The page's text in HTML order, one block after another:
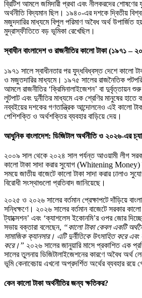
ব্রিটিশ আমলে জমিদারী প্রথা এবং নীলকরদের
অর্থনীতি বিদ্যমান ছিল। ১৯৪০-এর দশকে দ্বিতীয়
মজুদদারির মাধ্যমে বিপুল পরিমাণ অবৈধ অর্থ উপার্জিত
মুদ্রাস্ফীতিতে বড় ভূমিকা রেখেছিল।
স্বাধীন বাংলাদেশ ও রাজনীতির কালো টাকা (১৯৭১ –
১৯৭১ সালে স্বাধীনতার পর যুদ্ধবিধ্বস্ত দেশে কালো
ও মজুতদারির মাধ্যমে। ১৯৭৫ সালের রাজনৈতিক
আমলে রাজনীতির ‘ক্রিমিনালাইজেশন’ বা দুর্বৃত্তায়ন
লুটপাট এবং দুর্নীতির মাধ্যমে এক শ্রেণির মানুষের
নব্বইয়ের দশকের গণতান্ত্রিক আন্দোলনেও এই কালো
পেশিশক্তি ও অর্থশক্তির ব্যবহার বাড়িয়ে দেয়।
আধুনিক বাংলাদেশ: ডিজিটাল অর্থনীতি ও ২০২৬-এর
২০০৯ সাল থেকে ২০২৪ সাল পর্যন্ত আওয়ামী লীগ
কালো টাকা সাদা করার সুযোগ (Whitening Money)
সময়ে জাতীয় বাজেটে কালো টাকা সাদা করার ঢালাও
বিরোধী সংস্থাগুলো প্রতিবাদ জানিয়েছে।
২০২৫ ও ২০২৬ সালের বর্তমান প্রেক্ষাপটে দাঁড়িয়ে
সন্ধিক্ষণে। ২০২৬ সালের বর্তমান বাজেটে সরকার কালো
ট্যাক্সেশন’ এবং ‘ক্যাশলেস ইকোনমি’র ওপর জোর
সভায় বক্তারা বলেছেন, “কালো টাকা কেবল একটি
সামাজিক ক্যানসার। এটি দুর্নীতিকে উৎসাহিত করে এবং
করে।” ২০২৬ সালের জানুয়ারি মাসে প্রকাশিত এক
সালের তুলনায় ডিজিটালাইজেশনের কারণে অবৈধ অর্থ
ভূমি কেনাবেচায় এখনো অপ্রদর্শিত অর্থের ব্যবহার রয়ে
কেন কালো টাকা অর্থনীতির জন্য ক্ষতিকর?